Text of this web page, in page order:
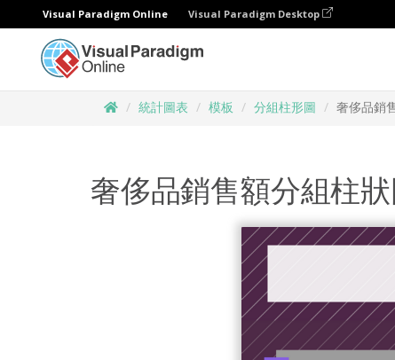
Visual Paradigm Online Visual Paradigm Desktop
統計圖表 模板 分組柱形圖 奢侈品銷
奢侈品銷售額分組柱